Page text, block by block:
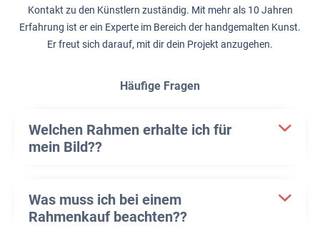
Kontakt zu den Künstlern zuständig. Mit mehr als 10 Jahren
Erfahrung ist er ein Experte im Bereich der handgemalten Kunst.
Er freut sich darauf, mit dir dein Projekt anzugehen.
Häufige Fragen
Welchen Rahmen erhalte ich für
mein Bild??
Was muss ich bei einem
Rahmenkauf beachten??